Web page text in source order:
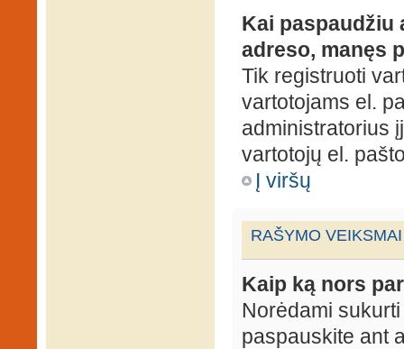
Kai
adreso, manęs
Tik registruoti
vartotojams el.
administratorius
vartotojų el.
Į viršų
RAŠYMO VEIKSMAI
Kaip ką nors
Norėdami
paspauskite ant